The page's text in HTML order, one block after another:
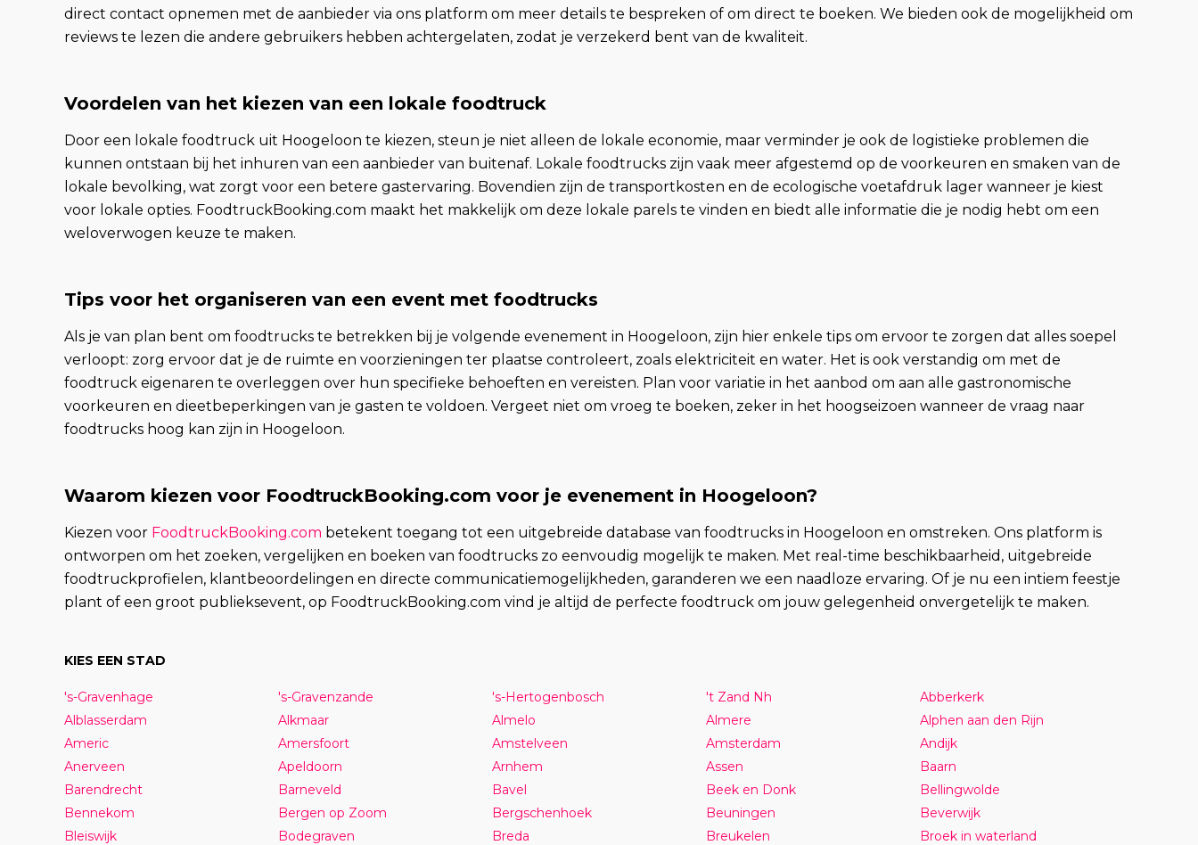
direct contact opnemen met de aanbieder via ons platform om meer details te bespreken of om direct te boeken. We bieden ook de mogelijkheid om
reviews te lezen die andere gebruikers hebben achtergelaten, zodat je verzekerd bent van de kwaliteit.
Voordelen van het kiezen van een lokale foodtruck
Door een lokale foodtruck uit Hoogeloon te kiezen, steun je niet alleen de lokale economie, maar verminder je ook de logistieke problemen die
kunnen ontstaan bij het inhuren van een aanbieder van buitenaf. Lokale foodtrucks zijn vaak meer afgestemd op de voorkeuren en smaken van de
lokale bevolking, wat zorgt voor een betere gastervaring. Bovendien zijn de transportkosten en de ecologische voetafdruk lager wanneer je kiest
voor lokale opties. FoodtruckBooking.com maakt het makkelijk om deze lokale parels te vinden en biedt alle informatie die je nodig hebt om een
weloverwogen keuze te maken.
Tips voor het organiseren van een event met foodtrucks
Als je van plan bent om foodtrucks te betrekken bij je volgende evenement in Hoogeloon, zijn hier enkele tips om ervoor te zorgen dat alles soepel
verloopt: zorg ervoor dat je de ruimte en voorzieningen ter plaatse controleert, zoals elektriciteit en water. Het is ook verstandig om met de
foodtruck eigenaren te overleggen over hun specifieke behoeften en vereisten. Plan voor variatie in het aanbod om aan alle gastronomische
voorkeuren en dieetbeperkingen van je gasten te voldoen. Vergeet niet om vroeg te boeken, zeker in het hoogseizoen wanneer de vraag naar
foodtrucks hoog kan zijn in Hoogeloon.
Waarom kiezen voor FoodtruckBooking.com voor je evenement in Hoogeloon?
Kiezen voor FoodtruckBooking.com betekent toegang tot een uitgebreide database van foodtrucks in Hoogeloon en omstreken. Ons platform is
ontworpen om het zoeken, vergelijken en boeken van foodtrucks zo eenvoudig mogelijk te maken. Met real-time beschikbaarheid, uitgebreide
foodtruckprofielen, klantbeoordelingen en directe communicatiemogelijkheden, garanderen we een naadloze ervaring. Of je nu een intiem feestje
plant of een groot publieksevent, op FoodtruckBooking.com vind je altijd de perfecte foodtruck om jouw gelegenheid onvergetelijk te maken.
KIES EEN STAD
's-Gravenhage 's-Gravenzande 's-Hertogenbosch 't Zand Nh
Abberkerk
Alblasserdam
Alkmaar Almelo Almere
Alphen aan den Rijn
Americ
Amersfoort Amstelveen Amsterdam
Andijk
Anerveen
Apeldoorn Arnhem Assen
Baarn
Barendrecht
Barneveld Bavel Beek en Donk
Bellingwolde
Bennekom
Bergen op Zoom Bergschenhoek Beuningen
Beverwijk
Bleiswijk
Bodegraven Breda Breukelen
Broek in waterland